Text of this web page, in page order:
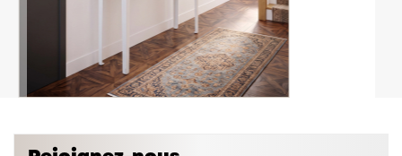
Rejoignez-nous
et recevez notre lettre d’informations
Je m'inscris